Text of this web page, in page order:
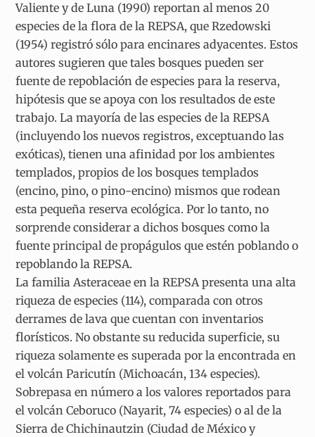
Valiente y de Luna (1990) reportan al menos 20
especies de la flora de la REPSA, que Rzedowski
(1954) registró sólo para encinares adyacentes. Estos
autores sugieren que tales bosques pueden ser
fuente de repoblación de especies para la reserva,
hipótesis que se apoya con los resultados de este
trabajo. La mayoría de las especies de la REPSA
(incluyendo los nuevos registros, exceptuando las
exóticas), tienen una afinidad por los ambientes
templados, propios de los bosques templados
(encino, pino, o pino-encino) mismos que rodean
esta pequeña reserva ecológica. Por lo tanto, no
sorprende considerar a dichos bosques como la
fuente principal de propágulos que estén poblando o
repoblando la REPSA.
La familia Asteraceae en la REPSA presenta una alta
riqueza de especies (114), comparada con otros
derrames de lava que cuentan con inventarios
florísticos. No obstante su reducida superficie, su
riqueza solamente es superada por la encontrada en
el volcán Paricutín (Michoacán, 134 especies).
Sobrepasa en número a los valores reportados para
el volcán Ceboruco (Nayarit, 74 especies) o al de la
Sierra de Chichinautzin (Ciudad de México y